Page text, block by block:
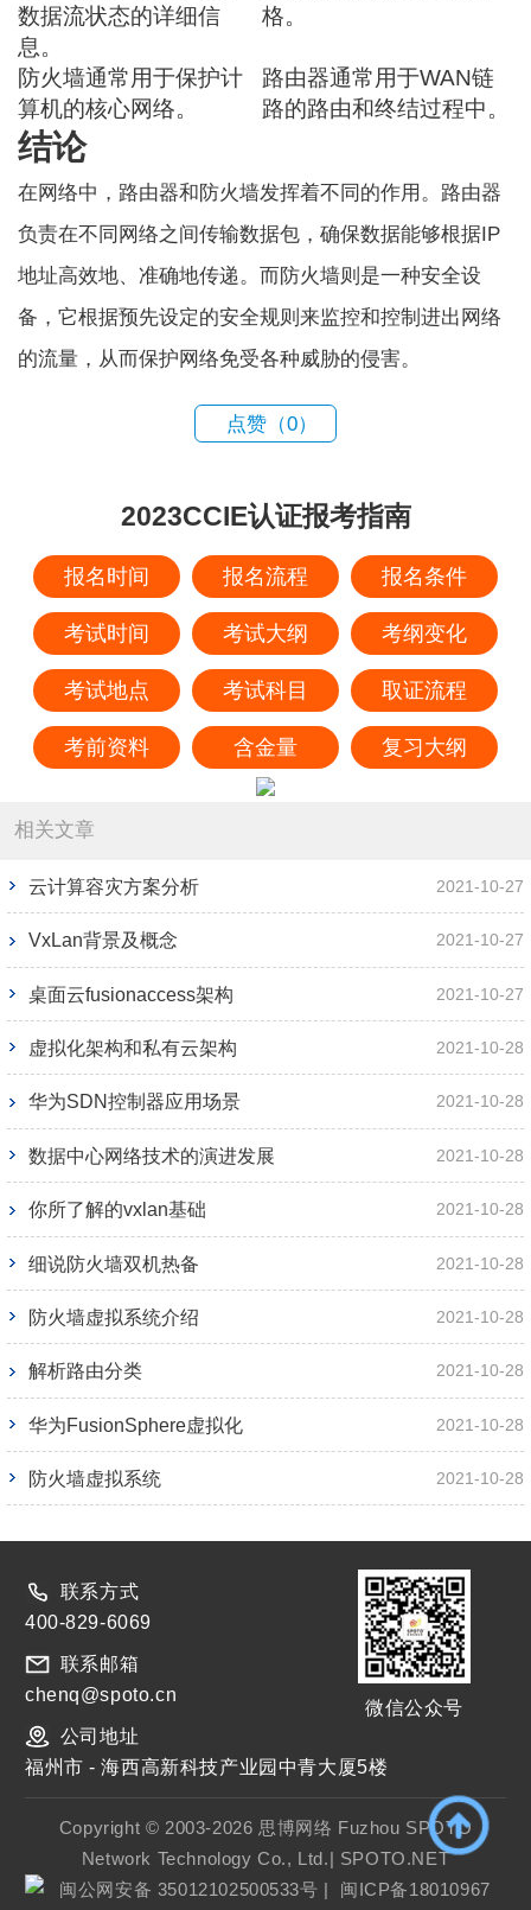
数据流状态的详细信
息。
格。
防火墙通常用于保护计
算机的核心网络。
路由器通常用于WAN链
路的路由和终结过程中。
结论
在网络中，路由器和防火墙发挥着不同的作用。路由器
负责在不同网络之间传输数据包，确保数据能够根据IP
地址高效地、准确地传递。而防火墙则是一种安全设
备，它根据预先设定的安全规则来监控和控制进出网络
的流量，从而保护网络免受各种威胁的侵害。
点赞（0）
2023CCIE认证报考指南
报名时间 报名流程 报名条件
考试时间 考试大纲 考纲变化
考试地点 考试科目 取证流程
考前资料 含金量 复习大纲
相关文章
云计算容灾方案分析 2021-10-27
VxLan背景及概念 2021-10-27
桌面云fusionaccess架构 2021-10-27
虚拟化架构和私有云架构 2021-10-28
华为SDN控制器应用场景 2021-10-28
数据中心网络技术的演进发展 2021-10-28
你所了解的vxlan基础 2021-10-28
细说防火墙双机热备 2021-10-28
防火墙虚拟系统介绍 2021-10-28
解析路由分类 2021-10-28
华为FusionSphere虚拟化 2021-10-28
防火墙虚拟系统 2021-10-28
联系方式
400-829-6069
联系邮箱
chenq@spoto.cn
公司地址
微信公众号
福州市 - 海西高新科技产业园中青大厦5楼
Copyright © 2003-2026 思博网络 Fuzhou SPOTO
Network Technology Co., Ltd.| SPOTO.NET
闽公网安备 35012102500533号 | 闽ICP备18010967